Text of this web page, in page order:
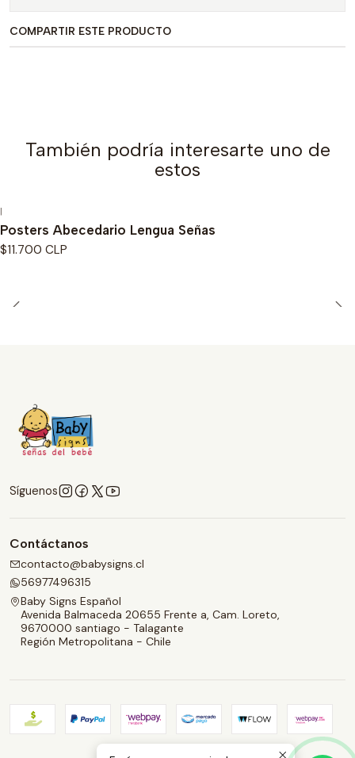
COMPARTIR ESTE PRODUCTO
También podría interesarte uno de
estos
|
Posters Abecedario Lengua Señas
$11.700 CLP
Síguenos
Contáctanos
contacto@babysigns.cl
56977496315
Baby Signs Español
Avenida Balmaceda 20655 Frente a, Cam. Loreto,
9670000 santiago - Talagante
Región Metropolitana - Chile